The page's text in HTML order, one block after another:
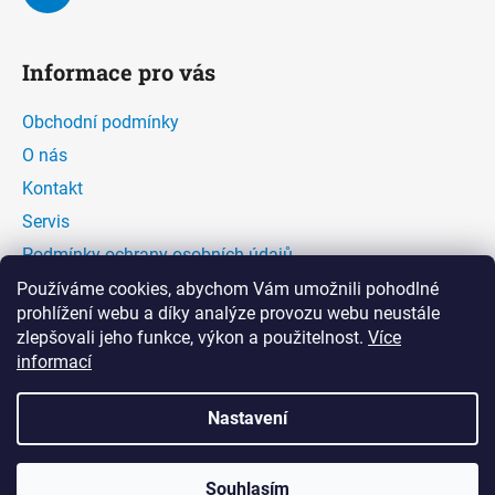
Používáme cookies, abychom Vám umožnili pohodlné
prohlížení webu a díky analýze provozu webu neustále
zlepšovali jeho funkce, výkon a použitelnost. Více
informací
Nastavení
Souhlasím
Informace pro vás
Obchodní podmínky
O nás
Kontakt
Servis
Podmínky ochrany osobních údajů
Kontaktní formulář
Facebook